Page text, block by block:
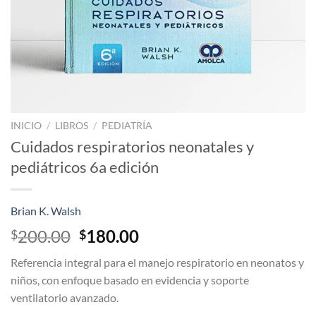
INICIO / LIBROS / PEDIATRÍA
Cuidados respiratorios neonatales y
pediátricos 6a edición
Brian K. Walsh
$200.00 El
original
era:
$200.00.
$180.00El
actual
es:
Referencia integral para el manejo respiratorio en neonatos y
niños, con enfoque basado en evidencia y soporte
ventilatorio avanzado.